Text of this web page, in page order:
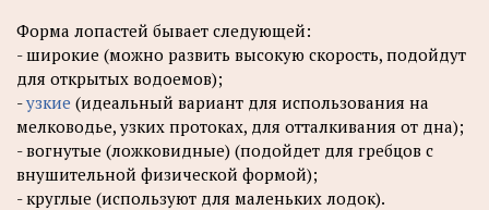
Форма лопастей бывает следующей:
- широкие (можно развить высокую скорость, подойдут
для открытых водоемов);
-узкие (идеальный вариант для использования на
мелководье, узких протоках, для отталкивания от дна);
- вогнутые (ложковидные) (подойдет для гребцов с
внушительной физической формой);
- круглые (используют для маленьких лодок).